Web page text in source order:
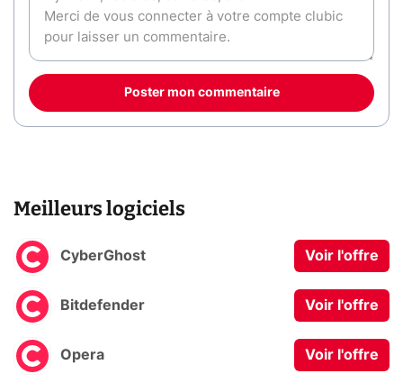
Poster mon commentaire
Meilleurs logiciels
CyberGhost Voir l'offre
Bitdefender Voir l'offre
Opera Voir l'offre